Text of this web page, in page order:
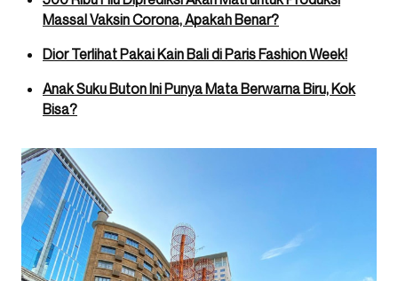
Massal Vaksin Corona, Apakah Benar?
Dior Terlihat Pakai Kain Bali di Paris Fashion Week!
Anak Suku Buton Ini Punya Mata Berwarna Biru, Kok
Bisa?